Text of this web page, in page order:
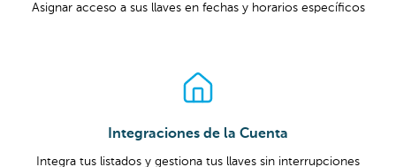
Asignar acceso a sus llaves en fechas y horarios específicos
Integraciones de la Cuenta
Integra tus listados y gestiona tus llaves sin interrupciones